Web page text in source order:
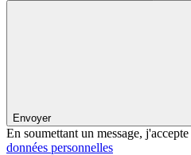
Envoyer
En soumettant un message, j'accepte
données personnelles